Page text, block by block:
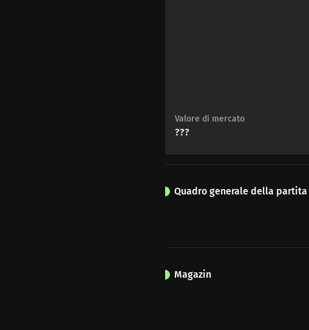
Valore di mercato
???
Quadro generale della partita
Magazin